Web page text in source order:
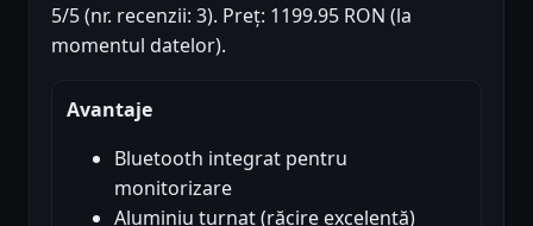
5/5 (nr. recenzii: 3). Preț: 1199.95 RON (la
momentul datelor).
Avantaje
Bluetooth integrat pentru
monitorizare
Aluminiu turnat (răcire excelentă)